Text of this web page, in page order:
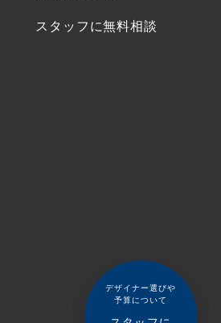
デザイナー選びや
予算について
スタッフに無料相談